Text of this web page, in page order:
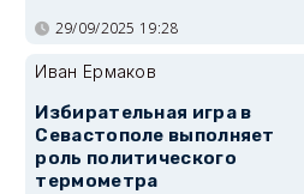
29/09/2025 19:28
Иван Ермаков
Избирательная игра в
Севастополе выполняет
роль политического
термометра